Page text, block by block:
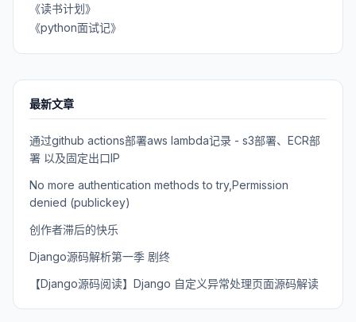
《读书计划》
《python面试记》
最新文章
通过github actions部署aws lambda记录 - s3部署、ECR部
署 以及固定出口IP
No more authentication methods to try,Permission
denied (publickey)
创作者滞后的快乐
Django源码解析第一季 剧终
【Django源码阅读】Django 自定义异常处理页面源码解读